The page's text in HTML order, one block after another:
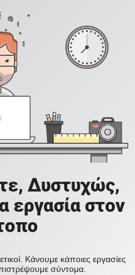
Δυστυχώς,
εργασία στον
Κάνουμε κάποιες εργασίες
σύντομα.